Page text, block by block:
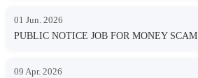
01 Jun. 2026
PUBLIC NOTICE JOB FOR MONEY SCAM
09 Apr. 2026